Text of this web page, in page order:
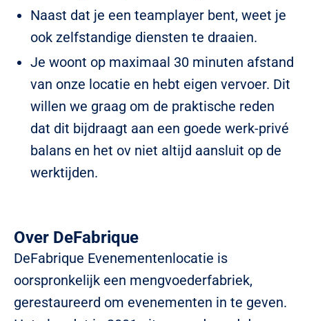
Naast dat je een teamplayer bent, weet je
ook zelfstandige diensten te draaien.
Je woont op maximaal 30 minuten afstand
van onze locatie en hebt eigen vervoer. Dit
willen we graag om de praktische reden
dat dit bijdraagt aan een goede werk-privé
balans en het ov niet altijd aansluit op de
werktijden.
Over DeFabrique
DeFabrique Evenementenlocatie is
oorspronkelijk een mengvoederfabriek,
gerestaureerd om evenementen in te geven.